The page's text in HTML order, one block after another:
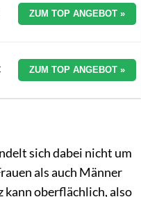
ZUM TOP ANGEBOT »
ZUM TOP ANGEBOT »
sich dabei nicht um
als auch Männer
kann oberflächlich, also